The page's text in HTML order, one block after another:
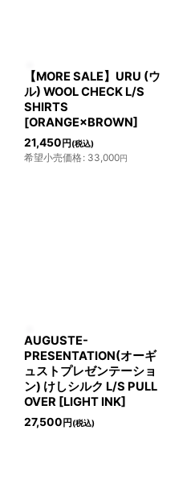
【MORE SALE】URU (ウ
ル) WOOL CHECK L/S
SHIRTS
[ORANGE×BROWN]
21,450 円 (税込)
希望小売価格: 33,000円
AUGUSTE-
PRESENTATION(オーギ
ュストプレゼンテーショ
ン) けしシルク L/S PULL
OVER [LIGHT INK]
27,500 円 (税込)